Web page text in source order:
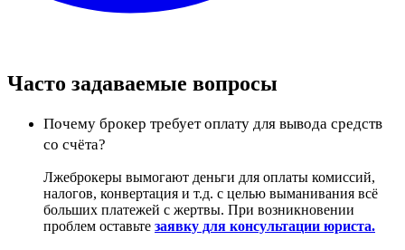
Часто задаваемые вопросы
Почему брокер требует оплату для вывода средств
со счёта?
Лжеброкеры вымогают деньги для оплаты комиссий,
налогов, конвертация и т.д. с целью выманивания всё
больших платежей с жертвы. При возникновении
проблем оставьте заявку для консультации юриста.